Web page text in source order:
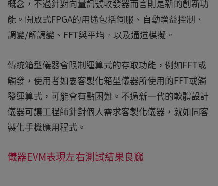
概念，不過針對向量訊號收發器而言則是新的創新功
能。開放式FPGA的用途包括伺服、自動增益控制、
調變/解調變、FFT與平均，以及通道模擬。
傳統箱型儀器會限制運算式的存取功能，例如FFT或
觸發，使用者如要客製化箱型儀器所使用的FFT或觸
發運算式，可能會有點困難。不過新一代的軟體設計
儀器可讓工程師針對個人需求客製化儀器，就如同客
製化手機應用程式。
儀器EVM表現左右測試結果良窳